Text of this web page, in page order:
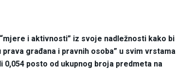
i aktivnosti” iz svoje nadležnosti kako bi
građana i pravnih osoba” u svim vrstama
0,054 posto od ukupnog broja predmeta na